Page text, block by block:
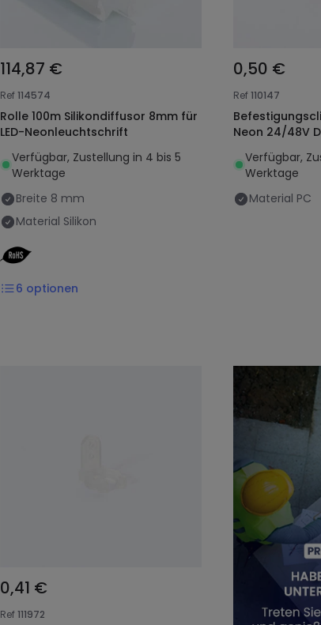
114,87 €
Ref114574
Rolle 100m Silikondiffusor 8mm für
LED-Neonleuchtschrift
Verfügbar, Zustellung in 4 bis 5
Werktage
Breite 8 mm
Material Silikon
6 optionen
0,50 €
Ref110147
Neon 24/48V
Verfügbar,
Werktage
Material PC
0,41 €
Ref111972